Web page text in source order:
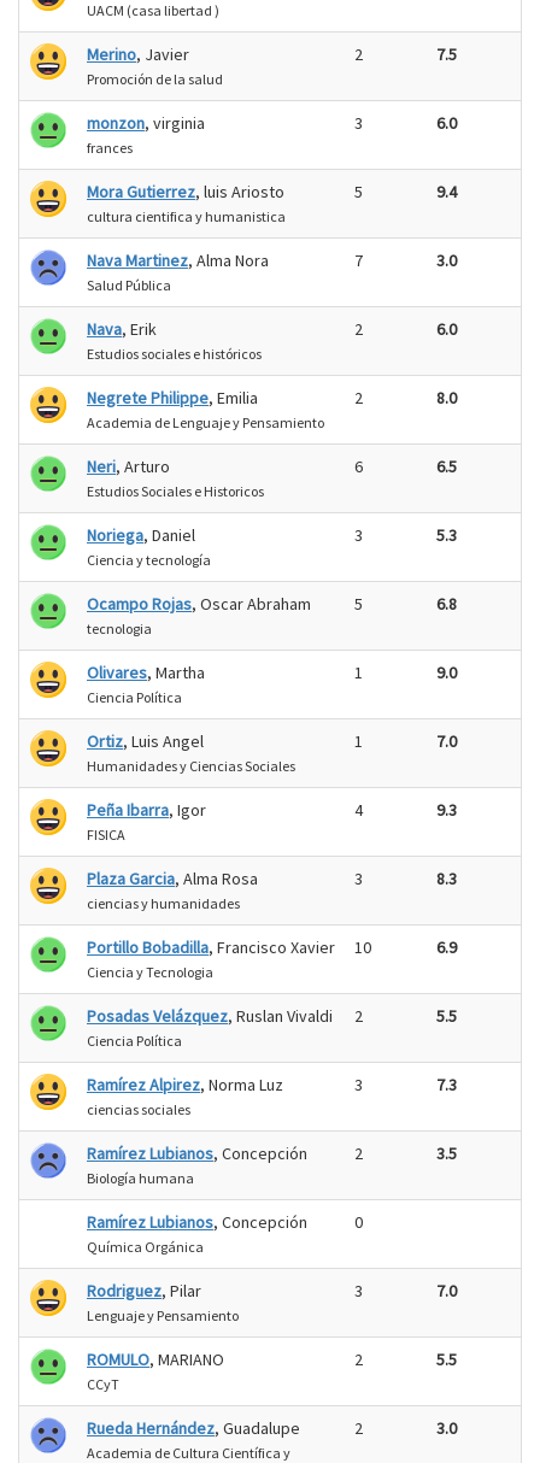
UACM (casa libertad )
Merino, Javier
Promoción de la salud
2 7.5
monzon, virginia
frances
3 6.0
Mora Gutierrez, luis Ariosto
cultura cientifica y humanistica
5 9.4
Nava Martinez, Alma Nora
Salud Pública
7 3.0
Nava, Erik
Estudios sociales e históricos
2 6.0
Negrete Philippe, Emilia
Academia de Lenguaje y Pensamiento
2 8.0
Neri, Arturo
Estudios Sociales e Historicos
6 6.5
Noriega, Daniel
Ciencia y tecnología
3 5.3
Ocampo Rojas, Oscar Abraham
tecnologia
5 6.8
Olivares, Martha
Ciencia Política
1 9.0
Ortiz, Luis Angel
Humanidades y Ciencias Sociales
1 7.0
Peña Ibarra, Igor
FISICA
4 9.3
Plaza Garcia, Alma Rosa
ciencias y humanidades
3 8.3
Portillo Bobadilla, Francisco Xavier
Ciencia y Tecnologia
10 6.9
Posadas Velázquez, Ruslan Vivaldi
Ciencia Política
2 5.5
Ramírez Alpirez, Norma Luz
ciencias sociales
3 7.3
Ramírez Lubianos, Concepción
Biología humana
2 3.5
Ramírez Lubianos, Concepción
Química Orgánica
0
Rodriguez, Pilar
Lenguaje y Pensamiento
3 7.0
ROMULO, MARIANO
CCyT
2 5.5
Rueda Hernández, Guadalupe
Academia de Cultura Científica y
2 3.0